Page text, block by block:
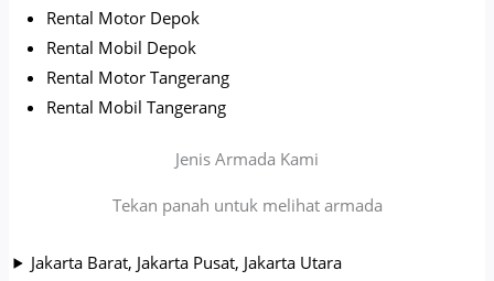
Rental Motor Depok
Rental Mobil Depok
Rental Motor Tangerang
Rental Mobil Tangerang
Jenis Armada Kami
Tekan panah untuk melihat armada
Jakarta Barat, Jakarta Pusat, Jakarta Utara